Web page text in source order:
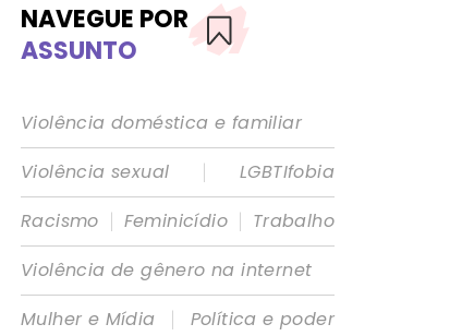
NAVEGUE POR
ASSUNTO
Violência doméstica e familiar
Violência sexual
|
LGBTIfobia
Racismo | Feminicídio | Trabalho
Violência de gênero na internet
Mulher e Mídia
|
Política e poder